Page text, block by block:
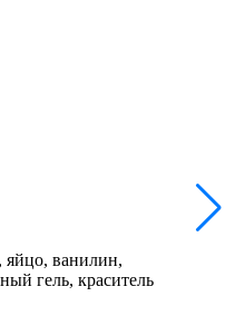
яйцо, ванилин,
гель, краситель